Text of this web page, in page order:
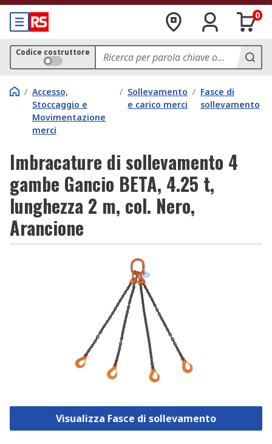
0
Codice costruttore
/ Accesso,
Stoccaggio e
Movimentazione
merci
/ Sollevamento
e carico merci
/ Fasce di
sollevamento
Imbracature di sollevamento 4
gambe Gancio BETA, 4.25 t,
lunghezza 2 m, col. Nero,
Arancione
Visualizza Fasce di sollevamento